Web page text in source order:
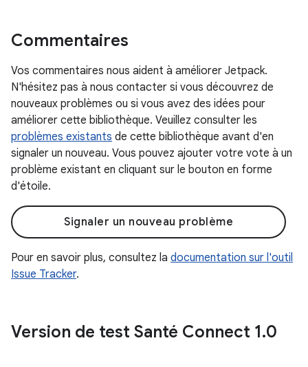
Commentaires
Vos commentaires nous aident à améliorer Jetpack.
N'hésitez pas à nous contacter si vous découvrez de
nouveaux problèmes ou si vous avez des idées pour
améliorer cette bibliothèque. Veuillez consulter les
problèmes existants de cette bibliothèque avant d'en
signaler un nouveau. Vous pouvez ajouter votre vote à un
problème existant en cliquant sur le bouton en forme
d'étoile.
Signaler un nouveau problème
Pour en savoir plus, consultez la documentation sur l'outil
Issue Tracker.
Version de test Santé Connect 1.0